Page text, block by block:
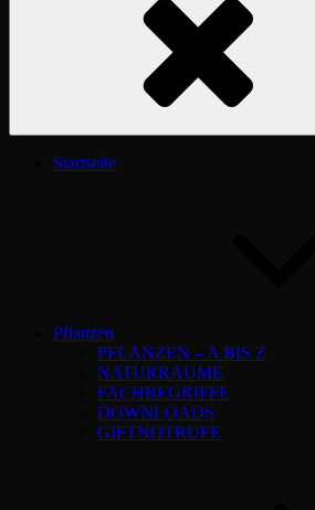
Startseite
Pflanzen
PFLANZEN – A BIS Z
NATURRÄUME
FACHBEGRIFFE
DOWNLOADS
GIFTNOTRUFE